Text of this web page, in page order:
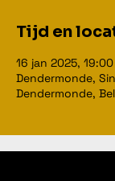
Tijd en
16 jan 2025,
Dendermonde,
Dendermonde,